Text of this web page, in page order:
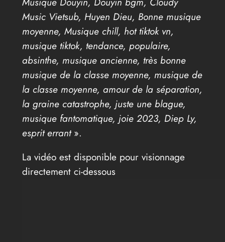
Music Vietsub, Huyen Dieu, Bonne musique
moyenne, Musique chill, hot tiktok vn,
musique tiktok, tendance, populaire,
absinthe, musique ancienne, très bonne
musique de la classe moyenne, musique de
la classe moyenne, amour de la séparation,
la graine catastrophe, juste une blague,
musique fantomatique, joie 2023, Diep Ly,
esprit errant».
La vidéo est disponible pour visionnage
directement ci-dessous